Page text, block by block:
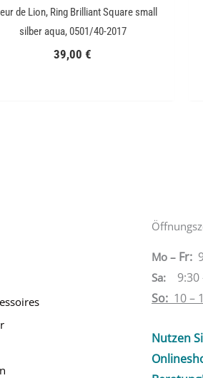
de Lion, Ring Brilliant Square small
silber aqua, 0501/40-2017
39,00 €
Mo – Fr:
Sa: 9:30
So: 10 –
Nutzen